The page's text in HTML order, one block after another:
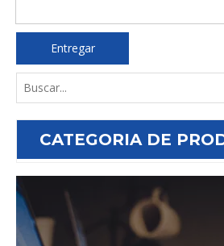
Entregar
CATEGORIA DE